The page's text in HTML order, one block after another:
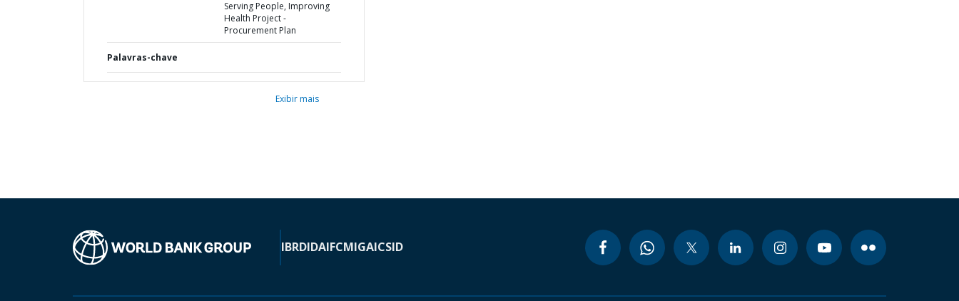
Serving People, Improving
Health Project -
Procurement Plan
Palavras-chave
Exibir mais
IBRDIDAIFCMIGAICSID